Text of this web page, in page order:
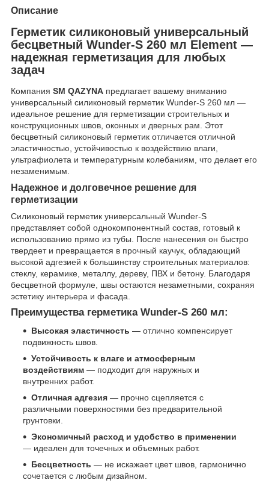
Описание
Герметик силиконовый универсальный
бесцветный Wunder-S 260 мл Element —
надежная герметизация для любых
задач
Компания SM QAZYNA предлагает вашему вниманию
универсальный силиконовый герметик Wunder-S 260 мл —
идеальное решение для герметизации строительных и
конструкционных швов, оконных и дверных рам. Этот
бесцветный силиконовый герметик отличается отличной
эластичностью, устойчивостью к воздействию влаги,
ультрафиолета и температурным колебаниям, что делает его
незаменимым.
Надежное и долговечное решение для
герметизации
Силиконовый герметик универсальный Wunder-S
представляет собой однокомпонентный состав, готовый к
использованию прямо из тубы. После нанесения он быстро
твердеет и превращается в прочный каучук, обладающий
высокой адгезией к большинству строительных материалов:
стеклу, керамике, металлу, дереву, ПВХ и бетону. Благодаря
бесцветной формуле, швы остаются незаметными, сохраняя
эстетику интерьера и фасада.
Преимущества герметика Wunder-S 260 мл:
Высокая эластичность — отлично компенсирует
подвижность швов.
Устойчивость к влаге и атмосферным
воздействиям — подходит для наружных и
внутренних работ.
Отличная адгезия — прочно сцепляется с
различными поверхностями без предварительной
грунтовки.
Экономичный расход и удобство в применении
— идеален для точечных и объемных работ.
Бесцветность — не искажает цвет швов, гармонично
сочетается с любым дизайном.